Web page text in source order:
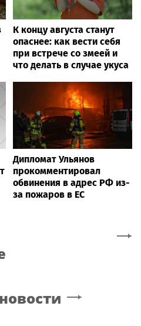
К концу августа станут
опаснее: как вести себя
при встрече со змеей и
что делать в случае укуса
Дипломат Ульянов
прокомментировал
обвинения в адрес РФ из-
за пожаров в ЕС